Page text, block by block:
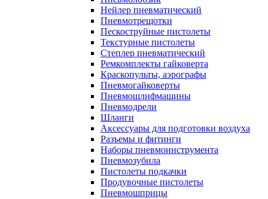
Нейлер пневматический
Пневмотрещотки
Пескоструйные пистолеты
Текстурные пистолеты
Степлер пневматический
Ремкомплекты гайковерта
Краскопульты, аэрографы
Пневмогайковерты
Пневмошлифмашины
Пневмодрели
Шланги
Аксессуары для подготовки воздуха
Разъемы и фитинги
Наборы пневмоинструмента
Пневмозубила
Пистолеты подкачки
Продувочные пистолеты
Пневмошприцы